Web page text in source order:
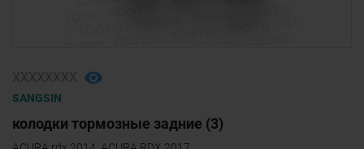
SANGSIN
колодки тормозные задние (3)